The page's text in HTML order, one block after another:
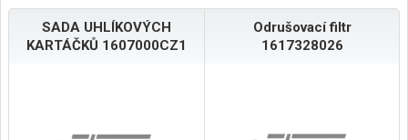
SADA UHLÍKOVÝCH
KARTÁČKŮ 1607000CZ1
Odrušovací filtr
1617328026